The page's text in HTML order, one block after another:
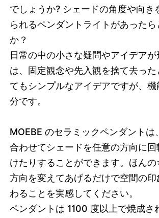
でしょうか? シェードの角度や向き
られるペンダントライトがあったら
か？
日常の中の小さな疑問やアイデアが
は、固定観念や先入観を捨て去った
てもシンプルなアイデアですが、
分です。
MOEBE のセラミックペンダントは
合わせてシェードを任意の方向に
けたりすることができます。ほん
方向を変えてあげるだけで空間の
わることを実感してください。
ペンダントは 1100 度以上で焼成さ